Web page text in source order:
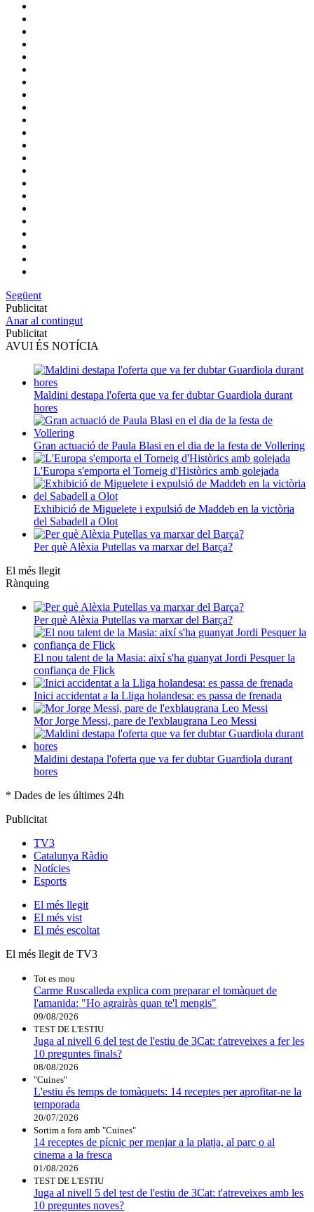
Següent
Publicitat
Anar al contingut
Publicitat
AVUI ÉS NOTÍCIA
Maldini destapa l'oferta que va fer dubtar Guardiola durant
hores
Gran actuació de Paula Blasi en el dia de la festa de Vollering
L'Europa s'emporta el Torneig d'Històrics amb golejada
Exhibició de Miguelete i expulsió de Maddeb en la victòria
del Sabadell a Olot
Per què Alèxia Putellas va marxar del Barça?
El més llegit
Rànquing
Per què Alèxia Putellas va marxar del Barça?
El nou talent de la Masia: així s'ha guanyat Jordi Pesquer la
confiança de Flick
Inici accidentat a la Lliga holandesa: es passa de frenada
Mor Jorge Messi, pare de l'exblaugrana Leo Messi
Maldini destapa l'oferta que va fer dubtar Guardiola durant
hores
* Dades de les últimes 24h
Publicitat
TV3
Catalunya Ràdio
Notícies
Esports
El més llegit
El més vist
El més escoltat
El més llegit de TV3
Tot es mou
Carme Ruscalleda explica com preparar el tomàquet de
l'amanida: "Ho agrairàs quan te'l mengis"
09/08/2026
TEST DE L'ESTIU
Juga al nivell 6 del test de l'estiu de 3Cat: t'atreveixes a fer les
10 preguntes finals?
08/08/2026
"Cuines"
L'estiu és temps de tomàquets: 14 receptes per aprofitar-ne la
temporada
20/07/2026
Sortim a fora amb "Cuines"
14 receptes de pícnic per menjar a la platja, al parc o al
cinema a la fresca
01/08/2026
TEST DE L'ESTIU
Juga al nivell 5 del test de l'estiu de 3Cat: t'atreveixes amb les
10 preguntes noves?